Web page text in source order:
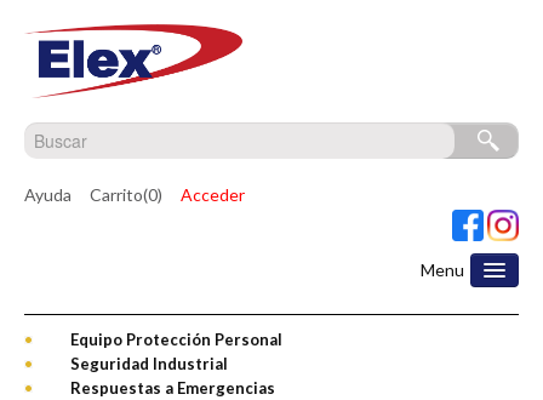
Ayuda Carrito(0) Acceder
Menu
Equipo Protección Personal
Seguridad Industrial
Respuestas a Emergencias